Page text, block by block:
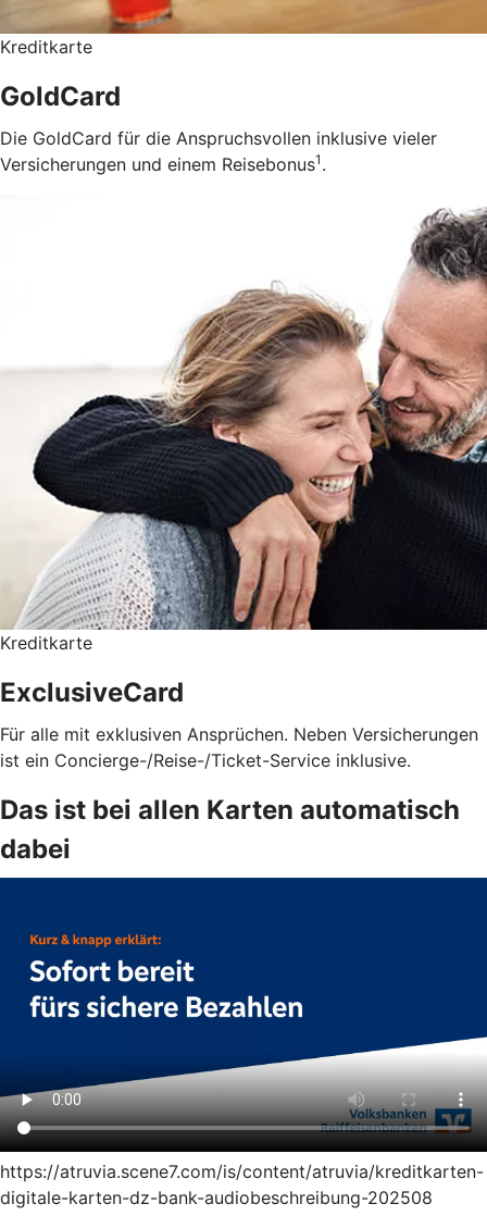
Kreditkarte
GoldCard
Die GoldCard für die Anspruchsvollen inklusive vieler
Versicherungen und einem Reisebonus1 .
Kreditkarte
ExclusiveCard
Für alle mit exklusiven Ansprüchen. Neben Versicherungen
ist ein Concierge-/Reise-/Ticket-Service inklusive.
Das ist bei allen Karten automatisch
dabei
https://atruvia.scene7.com/is/content/atruvia/kreditkarten-
digitale-karten-dz-bank-audiobeschreibung-202508